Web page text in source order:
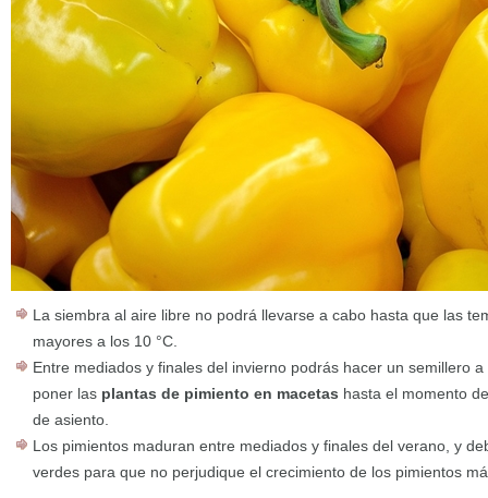
La siembra al aire libre no podrá llevarse a cabo hasta que las
mayores a los 10 °C.
Entre mediados y finales del invierno podrás hacer un semillero
poner las plantas de pimiento en macetas hasta el momento
de asiento.
Los pimientos maduran entre mediados y finales del verano, y
verdes para que no perjudique el crecimiento de los pimientos